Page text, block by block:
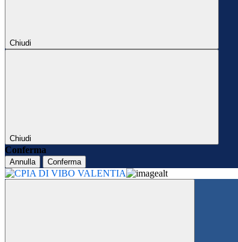
Chiudi
Chiudi
Conferma
Annulla Conferma